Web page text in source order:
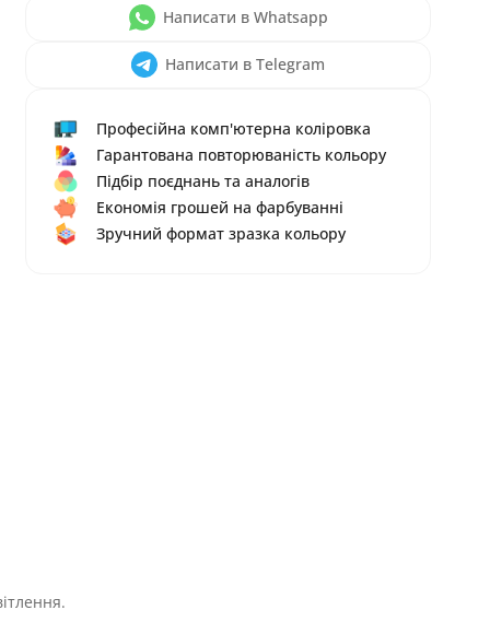
Написати в Whatsapp
Написати в Telegram
Професійна комп'ютерна коліровка
Гарантована повторюваність кольору
Підбір поєднань та аналогів
Економія грошей на фарбуванні
Зручний формат зразка кольору